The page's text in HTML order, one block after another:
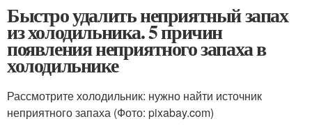
Быстро удалить неприятный запах
из холодильника. 5 причин
появления неприятного запаха в
холодильнике
Рассмотрите холодильник: нужно найти источник
неприятного запаха (Фото: pixabay.com)